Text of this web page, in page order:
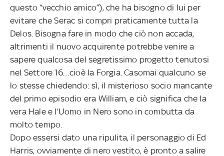
questo “vecchio amico”), che ha bisogno di lui per
evitare che Serac si compri praticamente tutta la
Delos. Bisogna fare in modo che ciò non accada,
altrimenti il nuovo acquirente potrebbe venire a
sapere qualcosa del segretissimo progetto tenutosi
nel Settore 16…cioè la Forgia. Casomai qualcuno se
lo stesse chiedendo: sì, il misterioso socio mancante
del primo episodio era William, e ciò significa che la
vera Hale e l’Uomo in Nero sono in combutta da
molto tempo.
Dopo essersi dato una ripulita, il personaggio di Ed
Harris, ovviamente di nero vestito, è pronto a salire